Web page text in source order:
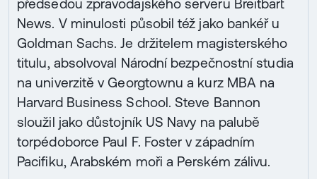
předsedou zpravodajského serveru Breitbart
News. V minulosti působil též jako bankéř u
Goldman Sachs. Je držitelem magisterského
titulu, absolvoval Národní bezpečnostní studia
na univerzitě v Georgtownu a kurz MBA na
Harvard Business School. Steve Bannon
sloužil jako důstojník US Navy na palubě
torpédoborce Paul F. Foster v západním
Pacifiku, Arabském moři a Perském zálivu.